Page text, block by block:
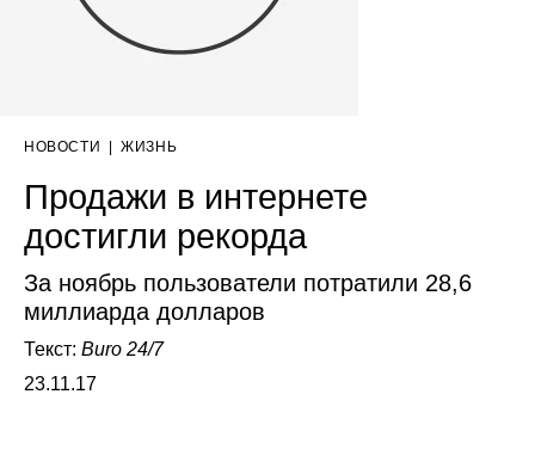
НОВОСТИ | ЖИЗНЬ
Продажи в интернете
достигли рекорда
За ноябрь пользователи потратили 28,6
миллиарда долларов
Текст: Buro 24/7
23.11.17